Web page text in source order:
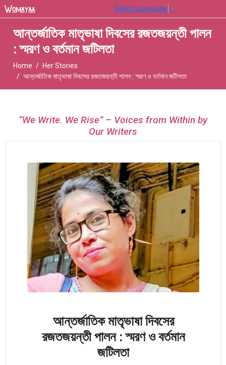
Select Language ▼
আন্তর্জাতিক মাতৃভাষা দিবসের রজতজয়ন্তী পালন
: স্মরণ ও বর্তমান জটিলতা
Home
Her Stories
আন্তর্জাতিক মাতৃভাষা দিবসের রজতজয়ন্তী পালন : স্মরণ ও বর্তমান জটিলতা
“We Write. We Rise” – Voices from Within by
Our Writers
আন্তর্জাতিক মাতৃভাষা দিবসের
রজতজয়ন্তী পালন : স্মরণ ও বর্তমান
জটিলতা